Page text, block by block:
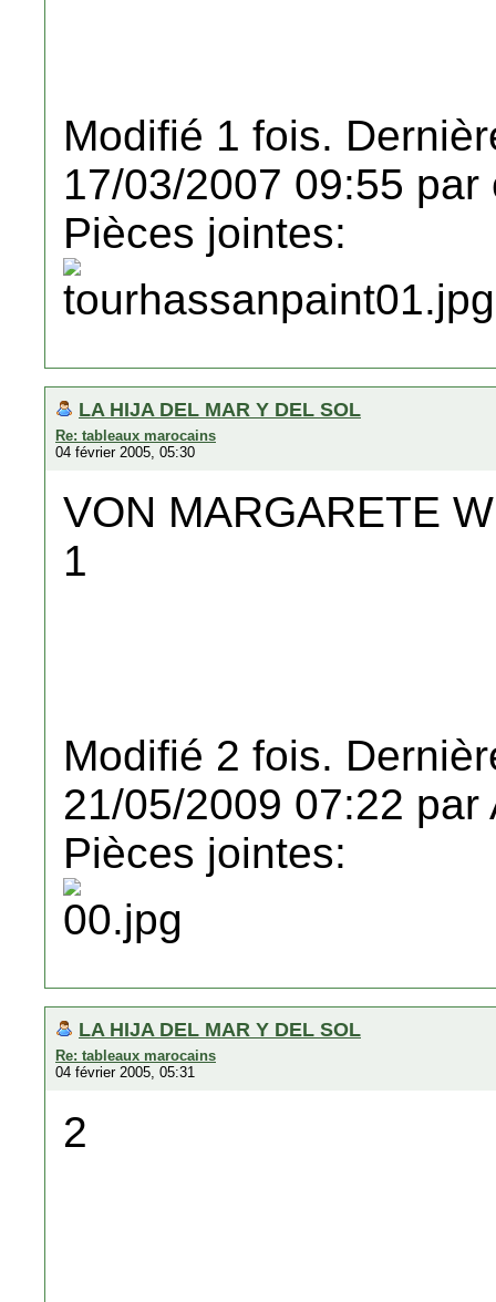
Modifié 1 fois.
17/03/2007 09:55 par
Pièces jointes:
LA HIJA DEL MAR Y DEL SOL
Re: tableaux marocains
04 février 2005, 05:30
VON MARGARETE
1
Modifié 2 fois.
21/05/2009 07:22 par
Pièces jointes:
LA HIJA DEL MAR Y DEL SOL
Re: tableaux marocains
04 février 2005, 05:31
2